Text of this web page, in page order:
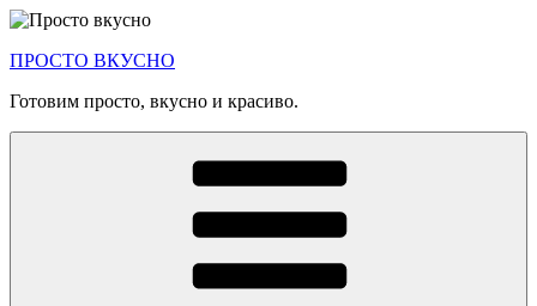
Перейти
содержимому
ПРОСТО ВКУСНО
Готовим просто, вкусно и красиво.